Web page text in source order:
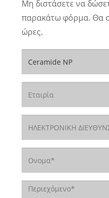
Μη διστάσετε να
παρακάτω φόρμα. Θα
ώρες.